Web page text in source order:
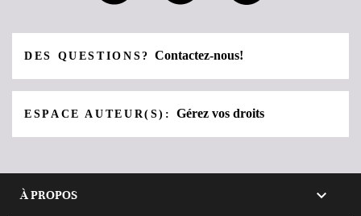
DES QUESTIONS?Contactez-nous!
ESPACE AUTEUR(S):Gérez vos droits
À PROPOS 